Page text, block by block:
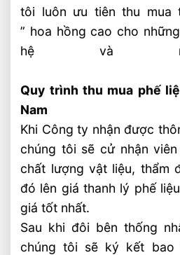
tôi luôn ưu tiên thu mua
” hoa hồng cao cho
hệ và
Quy trình thu mua phế
Nam
Khi Công ty nhận được
chúng tôi sẽ cử nhận
chất lượng vật liệu, thẩm
đó lên giá thanh lý phế
giá tốt nhất.
Sau khi đôi bên thống
chúng tôi sẽ ký kết